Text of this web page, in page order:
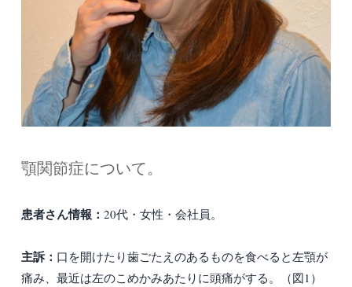
顎関節症について。
患者さん情報： 20代・女性・会社員。
主訴： 口を開けたり歯ごたえのあるものを食べると左顎が
痛み、最近は左のこめかみあたりに頭痛がする。（図1）